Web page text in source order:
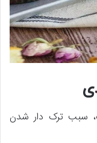
سبب ترک­ دار شدن